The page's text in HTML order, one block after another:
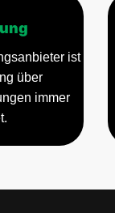
ist
über
immer